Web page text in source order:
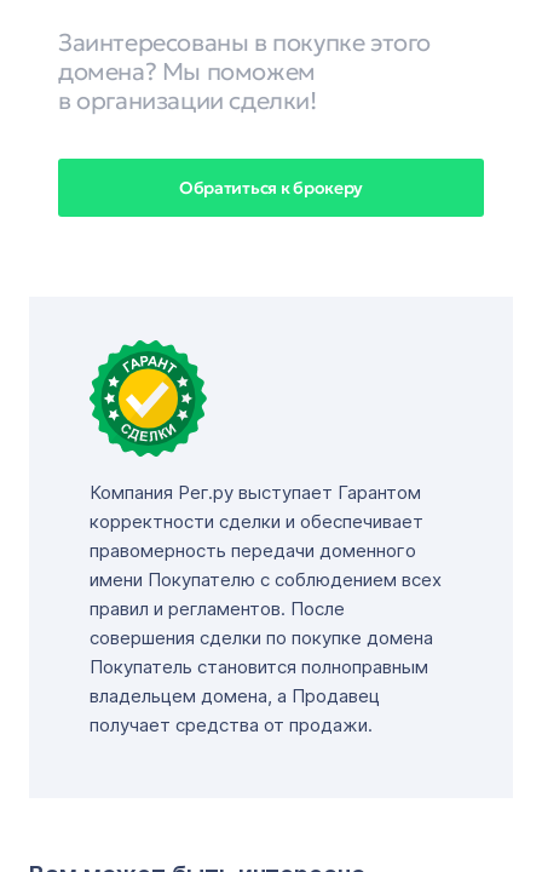
Заинтересованы в покупке этого
домена? Мы поможем
в организации сделки!
Обратиться к брокеру
Компания Рег.ру выступает Гарантом
корректности сделки и обеспечивает
правомерность передачи доменного
имени Покупателю с соблюдением всех
правил и регламентов. После
совершения сделки по покупке домена
Покупатель становится полноправным
владельцем домена, а Продавец
получает средства от продажи.